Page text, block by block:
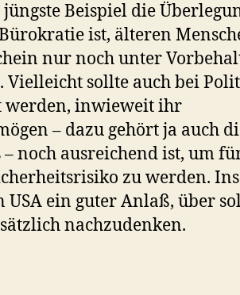
Beispiel die
ist, älteren
nur noch unter
Vielleicht sollte auch bei
werden, inwieweit ihr
– dazu gehört ja auch
noch ausreichend ist, um
zu werden.
USA ein guter Anlaß, über
nachzudenken.